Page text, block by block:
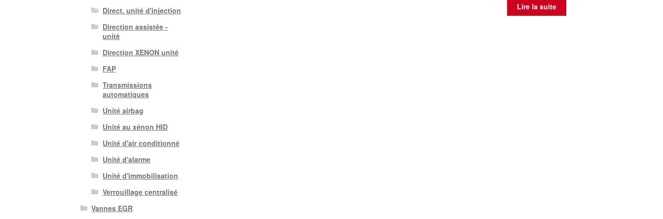
Lire la suite
Direct. unité d'injection
Direction assistée -
unité
Direction XENON unité
FAP
Transmissions
automatiques
Unité airbag
Unité au xénon HID
Unité d'air conditionné
Unité d'alarme
Unité d'immobilisation
Verrouillage centralisé
Vannes EGR